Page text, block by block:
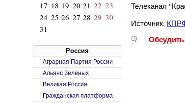
Телеканал
Источник:
17 18 19 20 21 22 23
24 25 26 27 28 29 30
31
Россия
Аграрная Партия России
Альянс Зелёных
Великая Россия
Гражданская платформа